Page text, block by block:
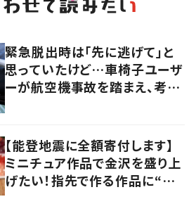
緊急脱出時は「先に逃げて」と
思っていたけど…車椅子ユーザ
ーが航空機事故を踏まえ、考え
【能登地震に全額寄付します】
ミニチュア作品で金沢を盛り上
げたい！指先で作る作品に“込